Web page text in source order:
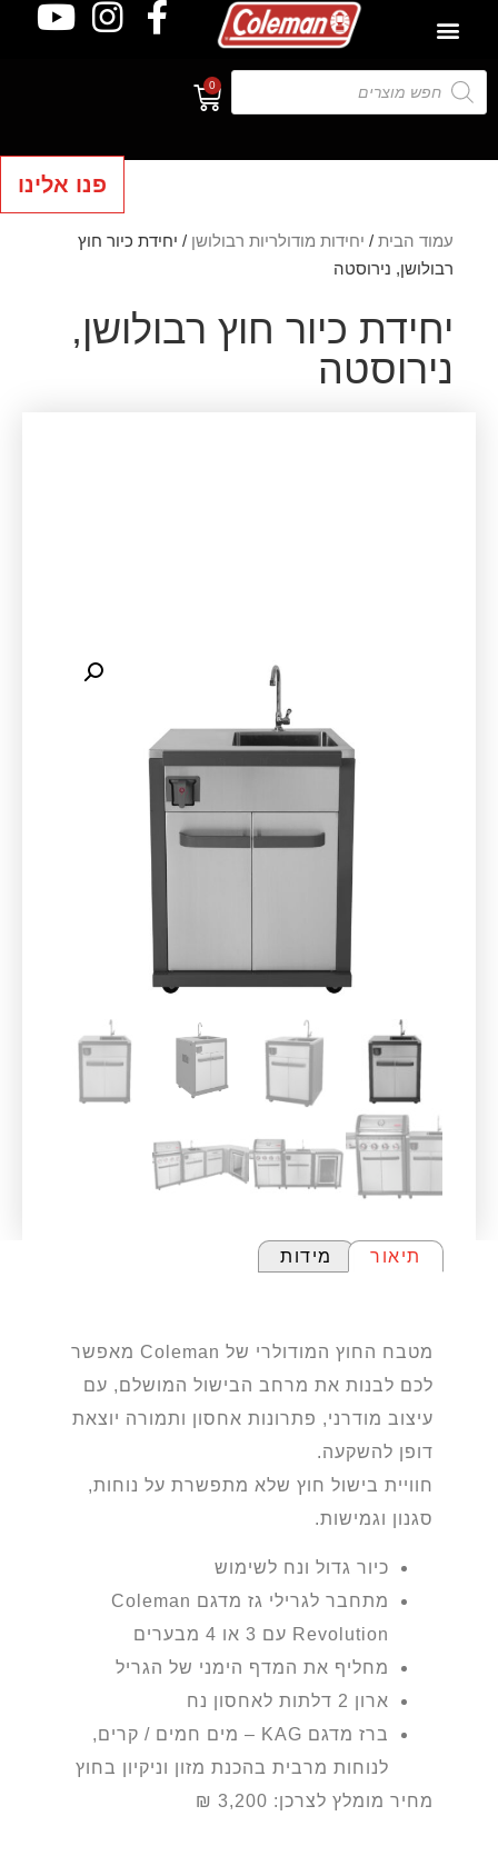
0
עמוד הבית / יחידות מודולריות רבולושן / יחידת כיור חוץ
רבולושן, נירוסטה
יחידת כיור חוץ רבולושן,
נירוסטה
פנו אלינו
תיאור מידות
מטבח החוץ המודולרי של Coleman מאפשר
לכם לבנות את מרחב הבישול המושלם, עם
עיצוב מודרני, פתרונות אחסון ותמורה יוצאת
דופן להשקעה.
חוויית בישול חוץ שלא מתפשרת על נוחות,
סגנון וגמישות.
כיור גדול ונח לשימוש
מתחבר לגרילי גז מדגם Coleman
Revolution עם 3 או 4 מבערים
מחליף את המדף הימני של הגריל
ארון 2 דלתות לאחסון נח
ברז מדגם KAG – מים חמים / קרים,
לנוחות מרבית בהכנת מזון וניקיון בחוץ
מחיר מומלץ לצרכן: 3,200 ₪